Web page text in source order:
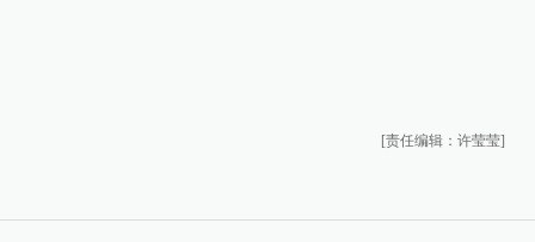
[责任编辑：许莹莹]